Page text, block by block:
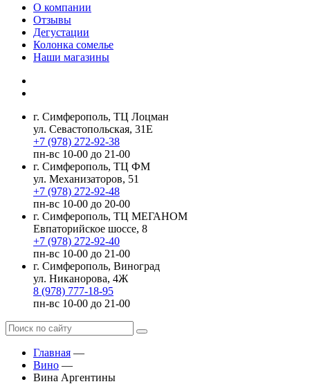
О компании
Отзывы
Дегустации
Колонка сомелье
Наши магазины
г. Симферополь, ТЦ Лоцман
ул. Севастопольская, 31Е
+7 (978) 272-92-38
пн-вс 10-00 до 21-00
г. Симферополь, ТЦ ФМ
ул. Механизаторов, 51
+7 (978) 272-92-48
пн-вс 10-00 до 20-00
г. Симферополь, ТЦ МЕГАНОМ
Евпаторийское шоссе, 8
+7 (978) 272-92-40
пн-вс 10-00 до 21-00
г. Симферополь, Виноград
ул. Никанорова, 4Ж
8 (978) 777-18-95
пн-вс 10-00 до 21-00
Главная —
Вино —
Вина Аргентины